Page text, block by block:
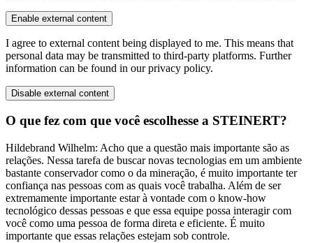
Enable external content
I agree to external content being displayed to me. This means that
personal data may be transmitted to third-party platforms. Further
information can be found in our privacy policy.
Disable external content
O que fez com que você escolhesse a STEINERT?
Hildebrand Wilhelm: Acho que a questão mais importante são as
relações. Nessa tarefa de buscar novas tecnologias em um ambiente
bastante conservador como o da mineração, é muito importante ter
confiança nas pessoas com as quais você trabalha. Além de ser
extremamente importante estar à vontade com o know-how
tecnológico dessas pessoas e que essa equipe possa interagir com
você como uma pessoa de forma direta e eficiente. É muito
importante que essas relações estejam sob controle.